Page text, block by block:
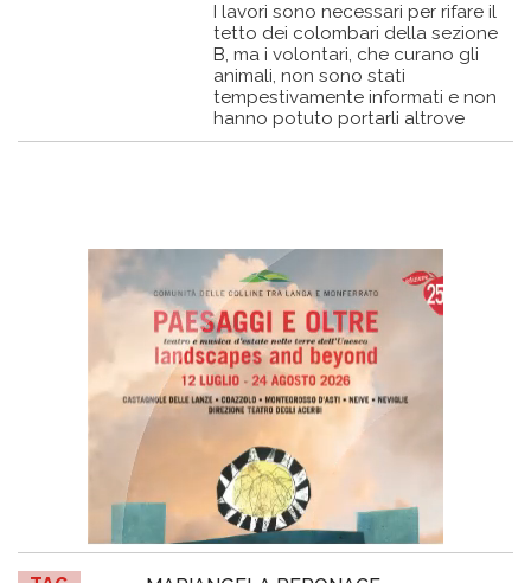
I lavori sono necessari per rifare il
tetto dei colombari della sezione
B, ma i volontari, che curano gli
animali, non sono stati
tempestivamente informati e non
hanno potuto portarli altrove